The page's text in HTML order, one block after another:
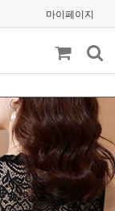
마이페이지